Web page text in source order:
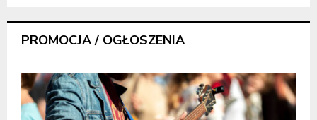
PROMOCJA / OGŁOSZENIA